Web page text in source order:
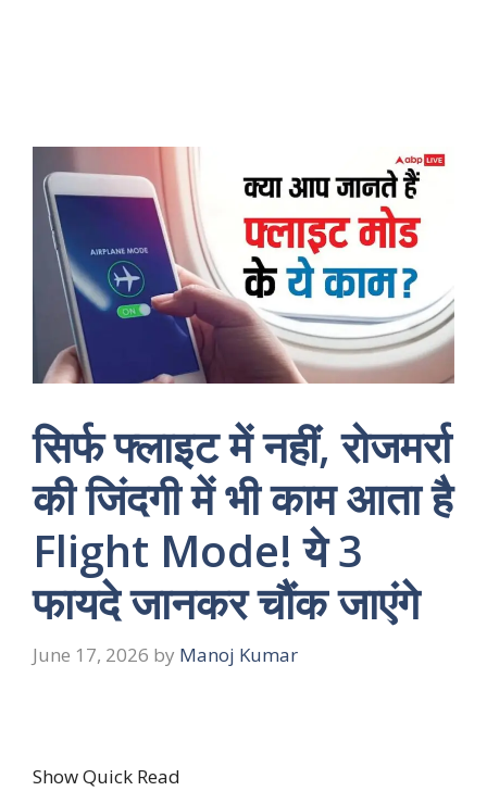
सिर्फ फ्लाइट में नहीं, रोजमर्रा
की जिंदगी में भी काम आता है
Flight Mode! ये 3
फायदे जानकर चौंक जाएंगे
June 17, 2026 by Manoj Kumar
Show Quick Read